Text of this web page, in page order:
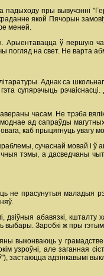
падыходу пры вывучэнні
якой Пячорын
меней.
ў першую
погляд на свет. Не варта
Аднак са
супярэчыць
часам. Не трэба
ад сапраўды
каб прыцягнуць увагу
сучаснай мовай і
тэмы, а дасведчаны
прасунутыя маладыя
абавязкі,
выбары. Заробкі ж пры
выконваюць у
але заганная
застаюцца адзінкавымі